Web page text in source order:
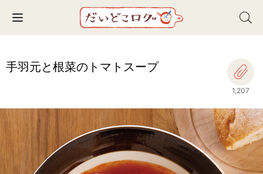
Toggle navigation
手羽元と根菜のトマトスープ
1,207